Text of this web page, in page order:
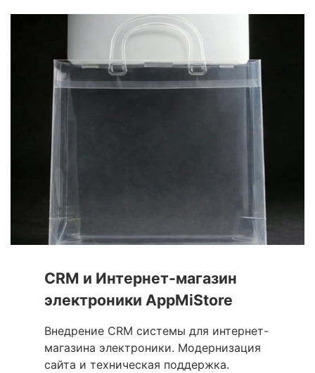
CRM и Интернет-магазин
электроники AppMiStore
Внедрение CRM системы для интернет-
магазина электроники. Модернизация
сайта и техническая поддержка.